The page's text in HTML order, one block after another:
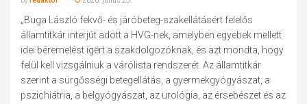
„Buga László fekvő- és járóbeteg-szakellátásért felelős
államtitkár interjút adott a HVG-nek, amelyben egyebek mellett
idei béremelést ígért a szakdolgozóknak, és azt mondta, hogy
felül kell vizsgálniuk a várólista rendszerét. Az államtitkár
szerint a sürgősségi betegellátás, a gyermekgyógyászat, a
pszichiátria, a belgyógyászat, az urológia, az érsebészet és az